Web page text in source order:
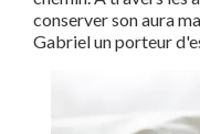
conserver son aura
Gabriel un porteur